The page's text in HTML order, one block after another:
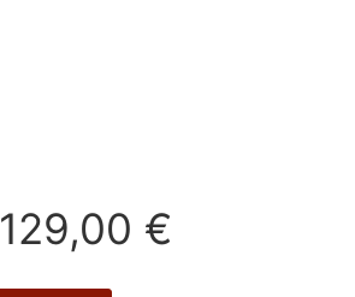
129,00 €